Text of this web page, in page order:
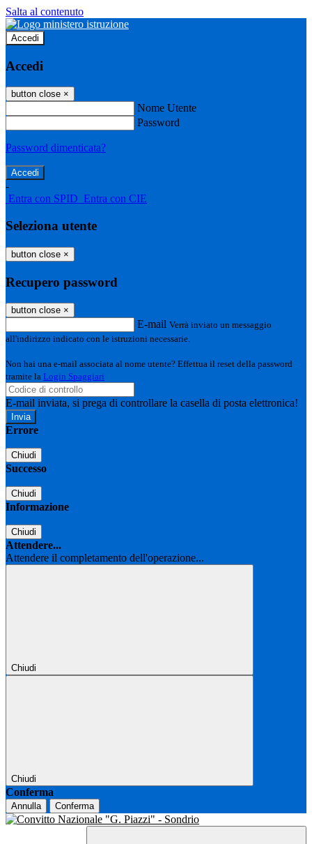
Salta al contenuto
Accedi
Accedi
button close ×
Nome Utente
Password
Password dimenticata?
-
Entra con SPID Entra con CIE
Seleziona utente
button close ×
Recupero password
button close ×
E-mail Verrà inviato un messaggio
all'indirizzo indicato con le istruzioni necessarie.
Non hai una e-mail associata al nome utente? Effettua il reset della password
tramite la Login Spaggiari
E-mail inviata, si prega di controllare la casella di posta elettronica!
Errore
Chiudi
Successo
Chiudi
Informazione
Chiudi
Attendere...
Attendere il completamento dell'operazione...
Chiudi
Chiudi
Conferma
Annulla Conferma